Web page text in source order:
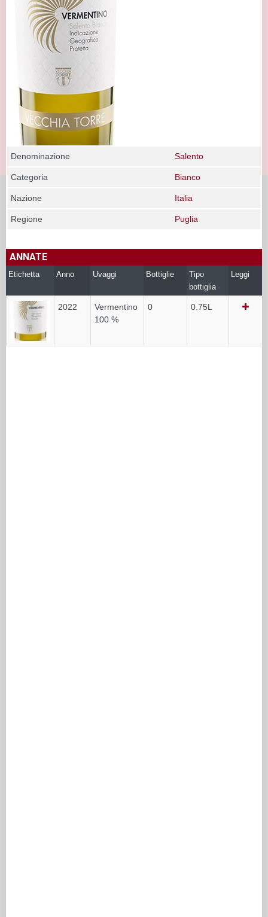
Denominazione Salento
Categoria Bianco
Nazione Italia
Regione Puglia
ANNATE
Etichetta Anno Uvaggi Bottiglie
Tipo
bottiglia
Leggi
2022
Vermentino
100 %
0 0.75L